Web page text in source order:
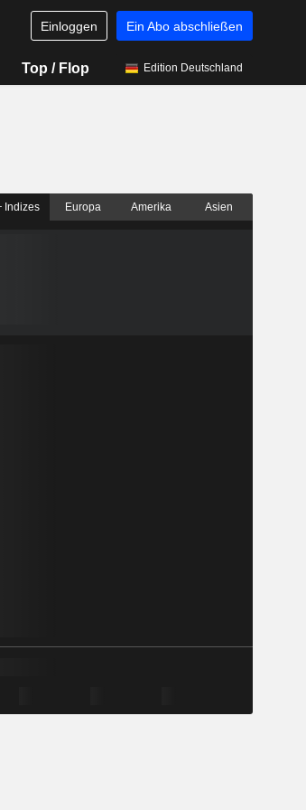
Einloggen Ein Abo abschließen
Top / Flop Edition Deutschland
Indizes Europa Amerika Asien